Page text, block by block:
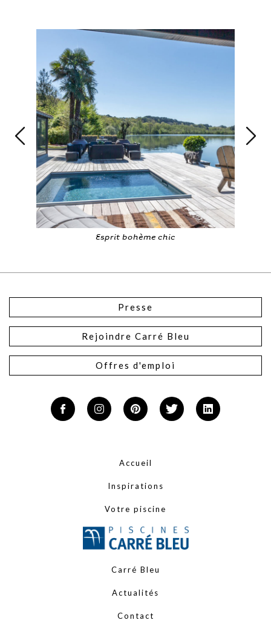
Pour de grands moments de détente
Presse
Rejoindre Carré Bleu
Offres d'emploi
Accueil
Inspirations
Votre piscine
Carré Bleu
Actualités
Contact